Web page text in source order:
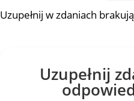
Uzupełnij w zdaniach
Uzupełnij